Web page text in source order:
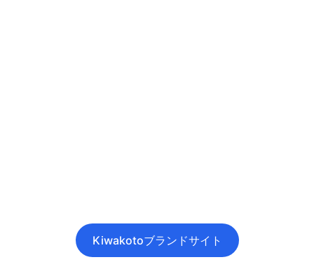
Kiwakotoブランドサイト